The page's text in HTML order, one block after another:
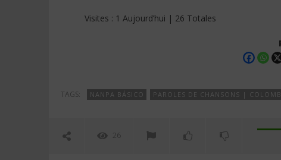
Visites : 1 Aujourd’hui | 26 Totales
TAGS: NANPA BÁSICO PAROLES DE CHANSONS |
26